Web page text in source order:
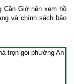
Cần Giờ nên xem hồ
và chính sách bảo